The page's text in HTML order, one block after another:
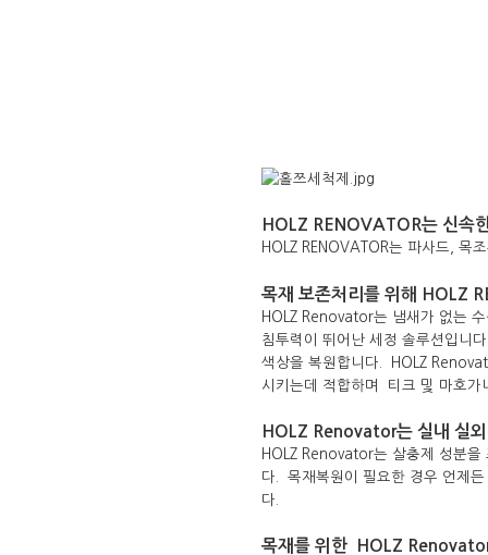
HOLZ RENOVATOR는 신속
HOLZ RENOVATOR는 파사드, 목
목재 보존처리를 위해 HOLZ
HOLZ Renovator는 냄새가 없는
침투력이 뛰어난 세정 솔루션입니
색상을 복원합니다. HOLZ
시키는데 적합하며 티크 및 마호가
HOLZ Renovator는 실내 실
HOLZ Renovator는 살충제 성분을
다. 목재복원이 필요한 경우 언제
다.
목재를 위한 HOLZ